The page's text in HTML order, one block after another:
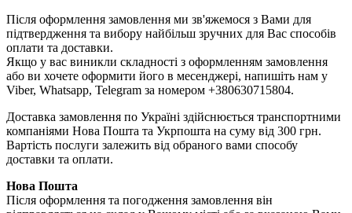
Після оформлення замовлення ми зв'яжемося з Вами для
підтвердження та вибору найбільш зручних для Вас способів
оплати та доставки.
Якщо у вас виникли складності з оформленням замовлення
або ви хочете оформити його в месенджері, напишіть нам у
Viber, Whatsapp, Telegram за номером +380630715804.
Доставка замовлення по Україні здійснюється транспортними
компаніями Нова Пошта та Укрпошта на суму від 300 грн.
Вартість послуги залежить від обраного вами способу
доставки та оплати.
Нова Пошта
Після оформлення та погодження замовлення він